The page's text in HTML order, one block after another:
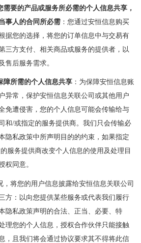
需要的产品或服务所必需的个人信息共享，
事人的合同所必需 ：您通过安恒信息购买
据您的选择，将您的订单信息中与交易有
三方支付、相关商品或服务的提供者，以
售后服务需求。
障所需的个人信息共享 ：为保障安恒信息账
异常，保护安恒信息关联公司或其他用户
免遭侵害，您的个人信息可能会传输给与
和/或指定的服务提供商。我们只会传输必
隐私政策中所声明目的的约束，如果指定
服务提供商改变个人信息的使用及处理目
权同意。
，将您的用户信息披露给安恒信息关联公司
方： 以向您提供某些服务或代表我们履行
隐私政策声明的合法、正当、必要、特
理您的个人信息，授权合作伙伴只能接触
，且我们将会通过协议要求其不得将此信